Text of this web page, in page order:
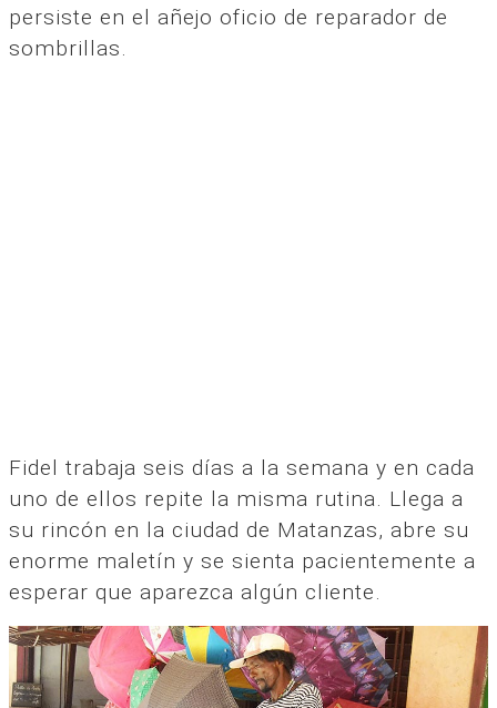
persiste en el añejo oficio de reparador de
sombrillas.
Fidel trabaja seis días a la semana y en cada
uno de ellos repite la misma rutina. Llega a
su rincón en la ciudad de Matanzas, abre su
enorme maletín y se sienta pacientemente a
esperar que aparezca algún cliente.